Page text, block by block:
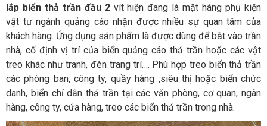
lắp biển thả trần đầu 2vít hiện đang là mặt hàng phụ kiện
vật tư ngành quảng cáo nhận được nhiều sự quan tâm của
khách hàng. Ứng dụng sản phẩm là được dùng để bắt vào trần
nhà, cố định vị trí của biển quảng cáo thả trần hoặc các vật
treo khác như tranh, đèn trang trí…. Phù hợp treo biển thả trần
các phòng ban, công ty, quầy hàng ,siêu thị hoặc biển chức
danh, biển chỉ dẫn thả trần tại các văn phòng, cơ quan, ngân
hàng, công ty, cửa hàng, treo các biển thả trần trong nhà.